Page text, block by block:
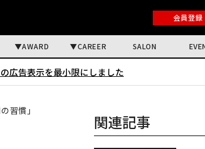
会員登録
AWARD CAREER SALON
広告表示を最小限にしました
習慣」
関連記事